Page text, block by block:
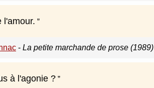
l'amour.
- La petite marchande de prose (1989)
à l'agonie ?